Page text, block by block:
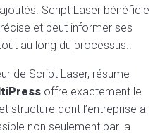
Script Laser bénéficie
et peut informer ses
au long du processus..
de Script Laser, résume
offre exactement le
structure dont l’entreprise a
non seulement par la